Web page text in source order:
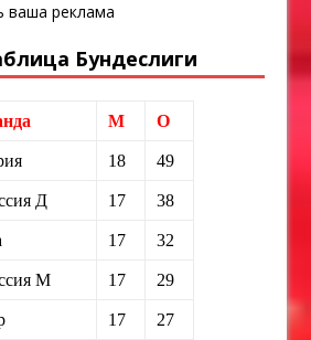
ваша реклама
Бундеслиги
М О
18 49
Д 17 38
17 32
М 17 29
17 27